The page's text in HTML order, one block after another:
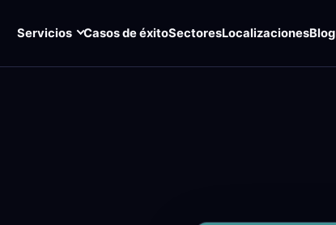
Servicios Casos de éxitoSectoresLocalizacionesBlog